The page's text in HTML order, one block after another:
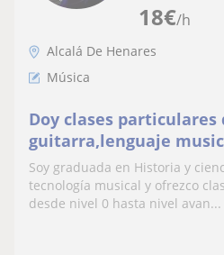
18€/h
Alcalá De Henares
Música
Doy clases particulares
guitarra,lenguaje
composición e
Soy graduada en Historia y
tecnología musical y ofrezco
desde nivel 0 hasta nivel avan...